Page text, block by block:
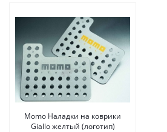
Momo Наладки на коврики
Giallo желтый (логотип)